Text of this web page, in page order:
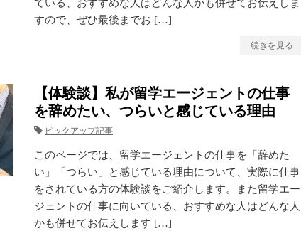
ている、おすすめな人はどんな人かも併せてお伝えしま
すので、ぜひ最後までお […]
続きを見る
【体験談】私が留学エージェントの仕事
を辞めたい、つらいと感じている理由
ピックアップ記事
このページでは、留学エージェントの仕事を「辞めた
い」「つらい」と感じている理由について、実際に仕事
をされている方の体験談をご紹介します。また留学エー
ジェントの仕事に向いている、おすすめな人はどんな人
かも併せてお伝えします […]